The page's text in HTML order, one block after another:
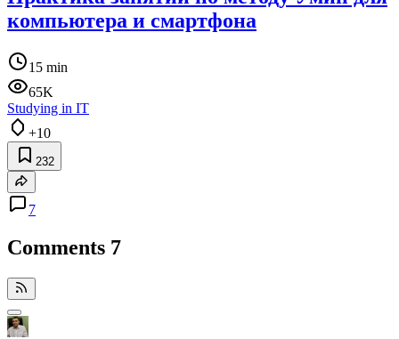
компьютера и смартфона
15 min
65K
Studying in IT
+10
232
7
Comments 7